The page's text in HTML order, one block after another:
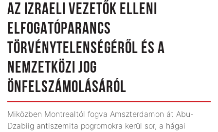
AZ IZRAELI VEZETŐK ELLENI
ELFOGATÓPARANCS
TÖRVÉNYTELENSÉGÉRŐL ÉS A
NEMZETKÖZI JOG
ÖNFELSZÁMOLÁSÁRÓL
Miközben Montrealtól fogva Amszterdamon át Abu-
Dzabiig antiszemita pogromokra kerül sor, a hágai